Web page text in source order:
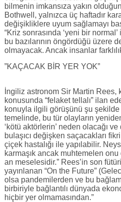
bilmenin imkansıza yakın
Bothwell, yalnızca üç haftadır
değişikliklere uyum sağlamayı
“Kriz sonrasında ‘yeni bir
bu bazılarının öngördüğü üzere
olmayacak. Ancak insanlar
”KAÇACAK BİR YER YOK”
İngiliz astronom Sir Martin
konusunda “felaket tellalı” ilan
konuyla ilgili görüşünü şu şekilde
temelinde, bu tür olayların
‘kötü aktörlerin’ neden olacağı
bulaşıcı değişken saçacakları
çiçek hastalığı ile yapılabilir.
karmaşık ancak muhtemelen
an meselesidir.” Rees’in son
yayınlanan “On the Future”
olsa pandemilerden ve bu
birbiriyle bağlantılı dünyada
hiçbir yer olmamasından.”